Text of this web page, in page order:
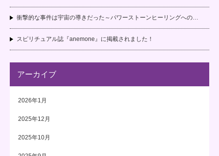
衝撃的な事件は宇宙の導きだった～パワーストーンヒーリングへの…
スピリチュアル誌『anemone』に掲載されました！
アーカイブ
2026年1月
2025年12月
2025年10月